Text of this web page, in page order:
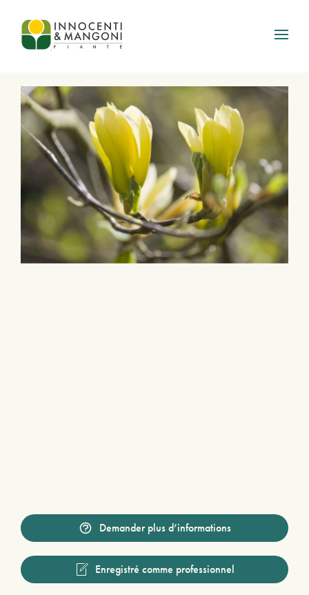
Skip to main content
Demander plus d’informations
Enregistré comme professionnel